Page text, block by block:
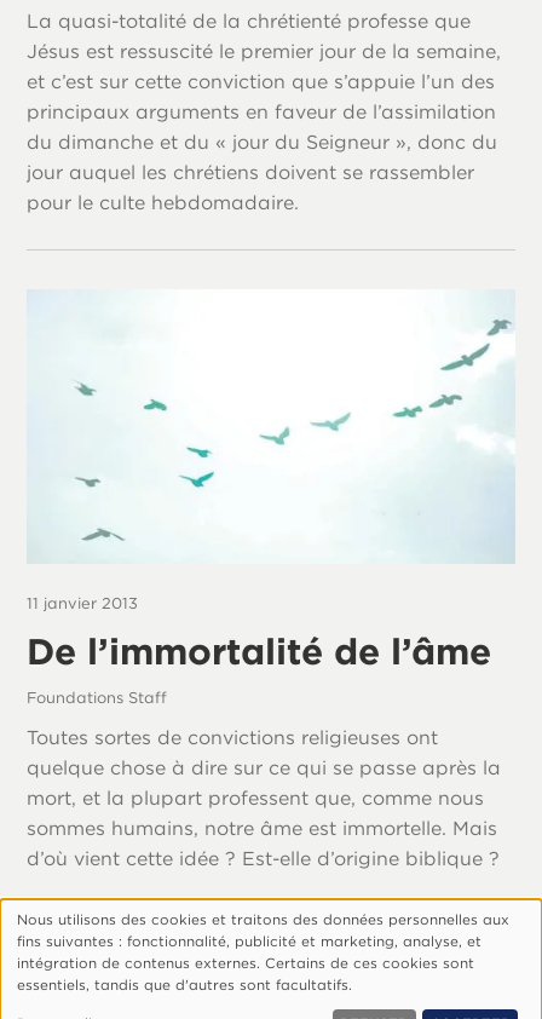
La quasi-totalité de la chrétienté professe que
Jésus est ressuscité le premier jour de la semaine,
et c’est sur cette conviction que s’appuie l’un des
principaux arguments en faveur de l’assimilation
du dimanche et du « jour du Seigneur », donc du
jour auquel les chrétiens doivent se rassembler
pour le culte hebdomadaire.
11 janvier 2013
De l’immortalité de l’âme
Foundations Staff
Toutes sortes de convictions religieuses ont
quelque chose à dire sur ce qui se passe après la
mort, et la plupart professent que, comme nous
sommes humains, notre âme est immortelle. Mais
d’où vient cette idée ? Est-elle d’origine biblique ?
Footer
Qui Sommes-Nous ?
Politique De Confidentialité
Gérer Les Cookies
© 1999, 2026 Vision.org. Tous droits réservés.
Utilisation
des
données
personnelles
Nous utilisons des cookies et traitons des données personnelles aux
fins suivantes : fonctionnalité, publicité et marketing, analyse, et
intégration de contenus externes. Certains de ces cookies sont
essentiels, tandis que d'autres sont facultatifs.